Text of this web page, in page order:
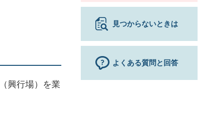
興行場）を業
見つからないときは
よくある質問と回答